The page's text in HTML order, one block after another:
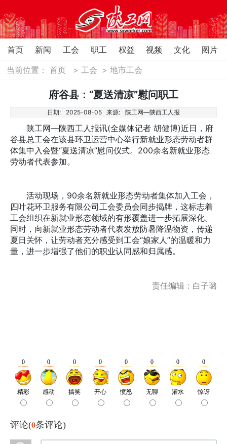
首页 新闻 工会 职工 权益 视频 文化
图片
当前位置：首页 > 工会 >地市工会
府谷县：“夏送清凉”慰问职工
日期: 2025-08-05 来源: 陕工网—陕西工人报
陕工网—陕西工人报讯(全媒体记者 胡健博)近日，府
谷县总工会在该县环卫运营中心举行新就业形态劳动者群
体集中入会暨“夏送清凉”慰问仪式。200余名新就业形态
劳动者代表参加。
活动现场，90余名新就业形态劳动者集体加入工会，
四叶花环卫服务有限公司工会委员会同步揭牌，这标志着
工会组织在新就业形态领域的有形覆盖进一步拓展深化。
同时，向新就业形态劳动者代表发放防暑降温物资，传递
夏日关怀，让劳动者充分感受到工会“娘家人”的温暖和力
量，进一步增强了他们的职业认同感和归属感。
责任编辑：白子璐
评论(0条评论)